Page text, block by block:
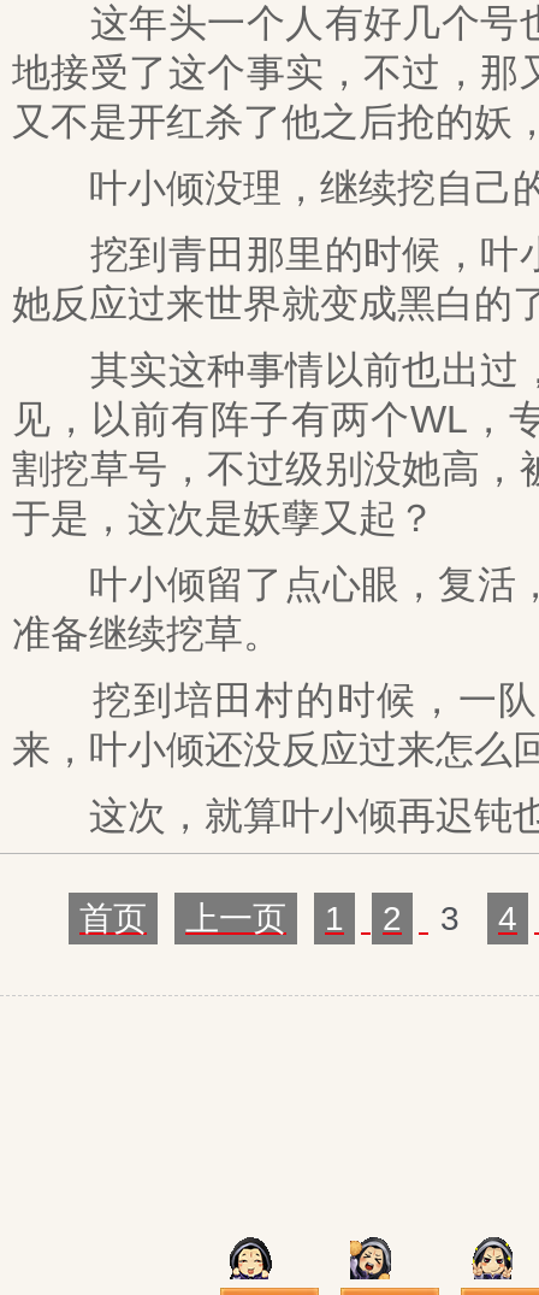
这年头一个人有好几个号
地接受了这个事实，不过，
又不是开红杀了他之后抢的妖
叶小倾没理，继续挖自己
挖到青田那里的时候，叶
她反应过来世界就变成黑白的
其实这种事情以前也出过
见，以前有阵子有两个WL，
割挖草号，不过级别没她高
于是，这次是妖孽又起？
叶小倾留了点心眼，复活
准备继续挖草。
挖到培田村的时候，一队
来，叶小倾还没反应过来怎么
这次，就算叶小倾再迟钝
首页 上一页 1 2 3 4